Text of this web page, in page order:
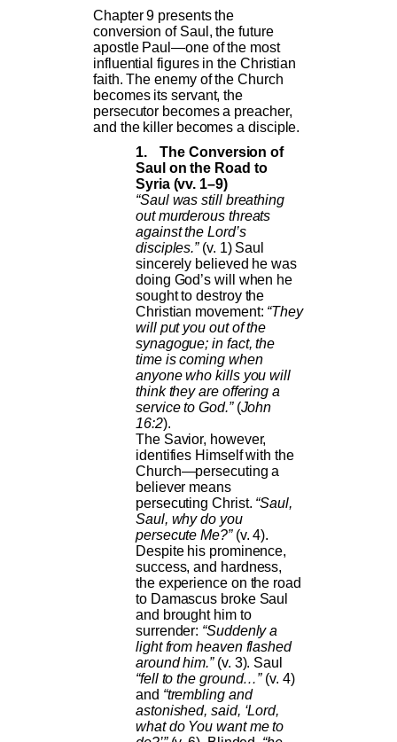
Chapter 9 presents the
conversion of Saul, the future
apostle Paul—one of the most
influential figures in the Christian
faith. The enemy of the Church
becomes its servant, the
persecutor becomes a preacher,
and the killer becomes a disciple.
1.
The Conversion of
Saul on the Road to
Syria (vv. 1–9)
“Saul was still breathing
out murderous threats
against the Lord’s
disciples.”(v. 1) Saul
sincerely believed he was
doing God’s will when he
sought to destroy the
Christian movement: “They
will put you out of the
synagogue; in fact, the
time is coming when
anyone who kills you will
think they are offering a
service to God.”(John
16:2).
The Savior, however,
identifies Himself with the
Church—persecuting a
believer means
persecuting Christ. “Saul,
Saul, why do you
persecute Me?”(v. 4).
Despite his prominence,
success, and hardness,
the experience on the road
to Damascus broke Saul
and brought him to
surrender: “Suddenly a
light from heaven flashed
around him.”(v. 3). Saul
“fell to the ground…”(v. 4)
and “trembling and
astonished, said, ‘Lord,
what do You want me to